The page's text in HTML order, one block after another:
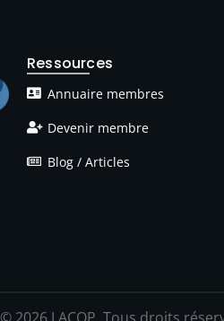
Ressources
Annuaire membres
Devenir membre
Blog / Articles
© 2026 LACOP Tous droits